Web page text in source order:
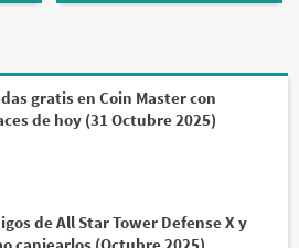
gratis en Coin Master con
de hoy (31 Octubre 2025)
de All Star Tower Defense X y